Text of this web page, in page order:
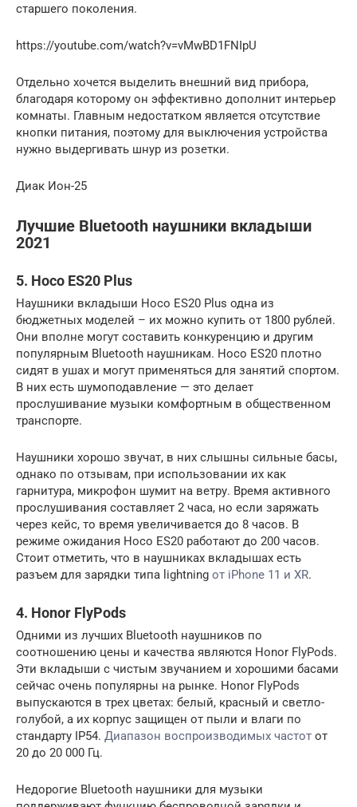
старшего поколения.
https://youtube.com/watch?v=vMwBD1FNIpU
Отдельно хочется выделить внешний вид прибора,
благодаря которому он эффективно дополнит интерьер
комнаты. Главным недостатком является отсутствие
кнопки питания, поэтому для выключения устройства
нужно выдергивать шнур из розетки.
Диак Ион-25
Лучшие Bluetooth наушники вкладыши
2021
5. Hoco ES20 Plus
Наушники вкладыши Hoco ES20 Plus одна из
бюджетных моделей – их можно купить от 1800 рублей.
Они вполне могут составить конкуренцию и другим
популярным Bluetooth наушникам. Hoco ES20 плотно
сидят в ушах и могут применяться для занятий спортом.
В них есть шумоподавление — это делает
прослушивание музыки комфортным в общественном
транспорте.
Наушники хорошо звучат, в них слышны сильные басы,
однако по отзывам, при использовании их как
гарнитура, микрофон шумит на ветру. Время активного
прослушивания составляет 2 часа, но если заряжать
через кейс, то время увеличивается до 8 часов. В
режиме ожидания Hoco ES20 работают до 200 часов.
Стоит отметить, что в наушниках вкладышах есть
разъем для зарядки типа lightning от iPhone 11 и XR.
4. Honor FlyPods
Одними из лучших Bluetooth наушников по
соотношению цены и качества являются Honor FlyPods.
Эти вкладыши с чистым звучанием и хорошими басами
сейчас очень популярны на рынке. Honor FlyPods
выпускаются в трех цветах: белый, красный и светло-
голубой, а их корпус защищен от пыли и влаги по
стандарту IP54. Диапазон воспроизводимых частот от
20 до 20 000 Гц.
Недорогие Bluetooth наушники для музыки